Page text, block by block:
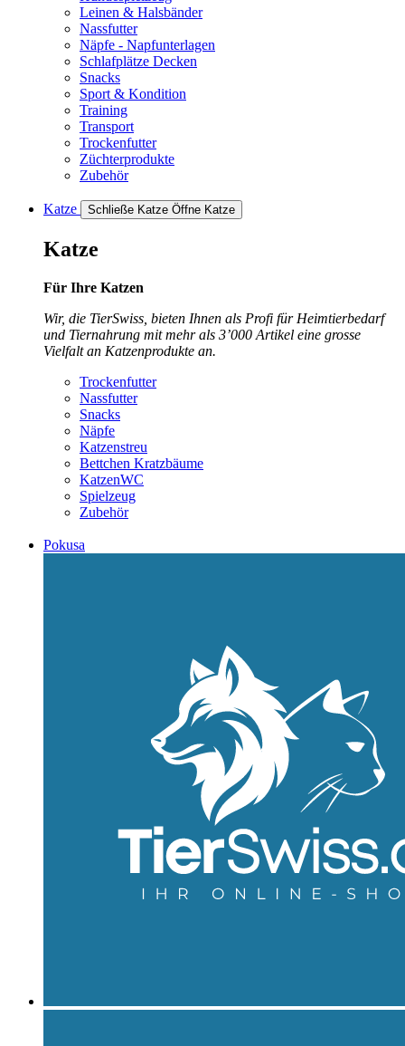
Leinen & Halsbänder
Nassfutter
Näpfe - Napfunterlagen
Schlafplätze Decken
Snacks
Sport & Kondition
Training
Transport
Trockenfutter
Züchterprodukte
Zubehör
Katze Schließe Katze Öffne Katze
Katze
Für Ihre Katzen
Wir, die TierSwiss, bieten Ihnen als Profi für Heimtierbedarf
und Tiernahrung mit mehr als 3’000 Artikel eine grosse
Vielfalt an Katzenprodukte an.
Trockenfutter
Nassfutter
Snacks
Näpfe
Katzenstreu
Bettchen Kratzbäume
KatzenWC
Spielzeug
Zubehör
Pokusa